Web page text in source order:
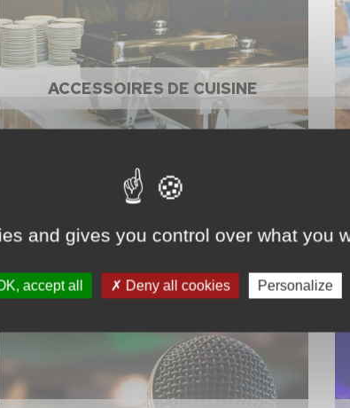
ACCESSOIRES DE CUISINE
and gives you control over what you
accept all Deny all cookies Personalize